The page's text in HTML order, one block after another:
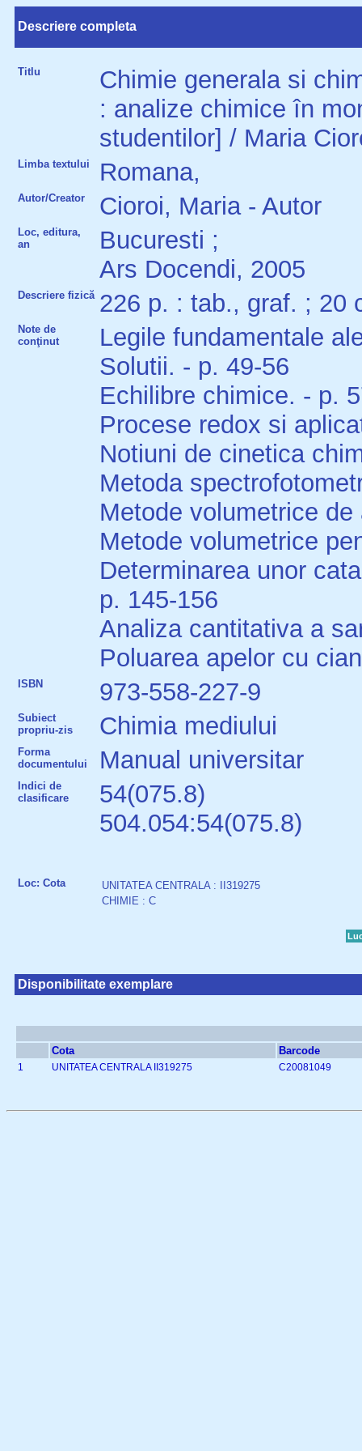
Descriere completa
Titlu
Chimie generala si
: analize chimice în
studentilor] / Maria
Limba textului Romana,
Autor/Creator Cioroi, Maria - Autor
Loc, editura,
an
Bucuresti ;
Ars Docendi, 2005
Descriere fizică 226 p. : tab., graf. ; 20
Note de
conţinut
Legile fundamentale
Solutii. - p. 49-56
Echilibre chimice. - p.
Procese redox si
Notiuni de cinetica
Metoda
Metode volumetrice
Metode volumetrice
Determinarea unor
p. 145-156
Analiza cantitativa a
Poluarea apelor cu
ISBN 973-558-227-9
Subiect
propriu-zis
Chimia mediului
Forma
documentului
Manual universitar
Indici de
clasificare
54(075.8)
504.054:54(075.8)
Loc: Cota
UNITATEA CENTRALA : II319275
CHIMIE : C
Disponibilitate exemplare
Cota Barcode
1 UNITATEA CENTRALA II319275 C20081049